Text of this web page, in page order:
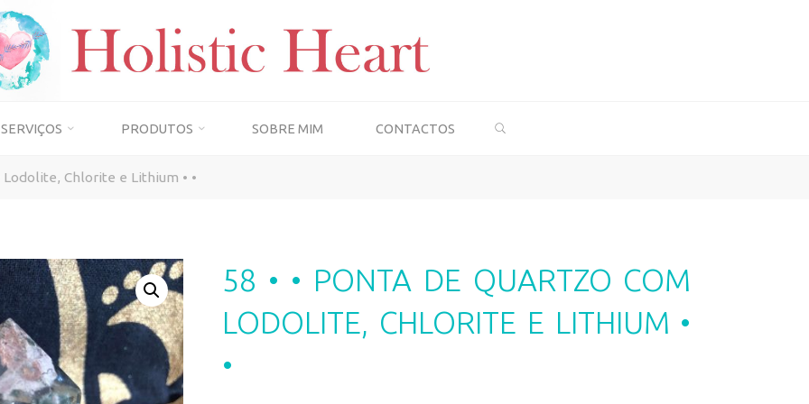
SERVIÇOS PRODUTOS SOBRE MIM CONTACTOS
Chlorite e Lithium • •
58 • • PONTA DE QUARTZO COM
LODOLITE, CHLORITE E LITHIUM •
•